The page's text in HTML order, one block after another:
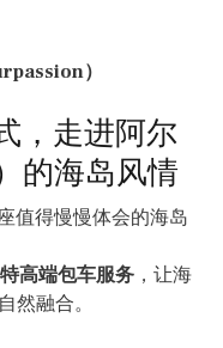
）
，走进阿尔
的海岛风情
值得慢慢体会的海岛
高端包车服务 ，让海
然融合。